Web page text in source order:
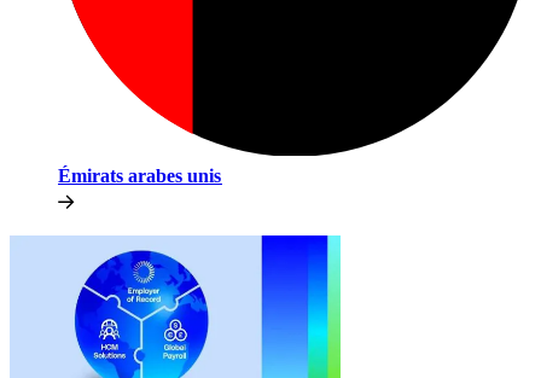
Émirats arabes unis​​